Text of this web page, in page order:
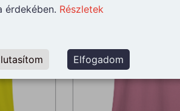
érdekében. Részletek
Elfogadom